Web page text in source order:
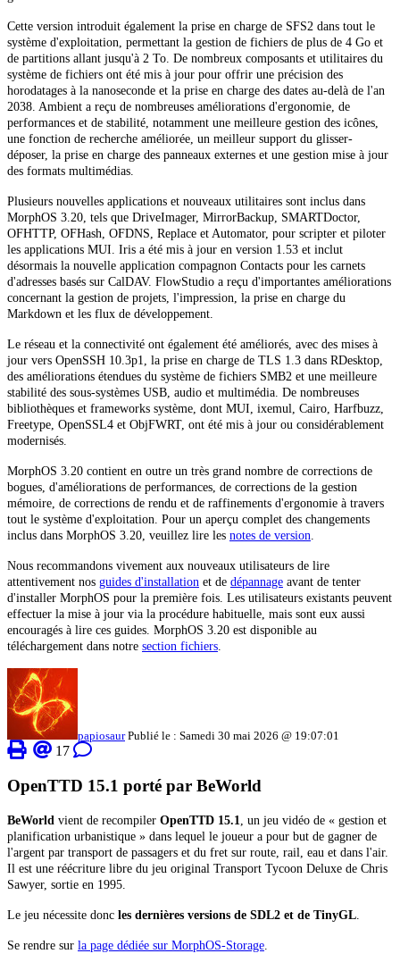
Cette version introduit également la prise en charge de SFS2 dans tout le
système d'exploitation, permettant la gestion de fichiers de plus de 4 Go et
de partitions allant jusqu'à 2 To. De nombreux composants et utilitaires du
système de fichiers ont été mis à jour pour offrir une précision des
horodatages à la nanoseconde et la prise en charge des dates au-delà de l'an
2038. Ambient a reçu de nombreuses améliorations d'ergonomie, de
performances et de stabilité, notamment une meilleure gestion des icônes,
une fonction de recherche améliorée, un meilleur support du glisser-
déposer, la prise en charge des panneaux externes et une gestion mise à jour
des formats multimédias.
Plusieurs nouvelles applications et nouveaux utilitaires sont inclus dans
MorphOS 3.20, tels que DriveImager, MirrorBackup, SMARTDoctor,
OFHTTP, OFHash, OFDNS, Replace et Automator, pour scripter et piloter
les applications MUI. Iris a été mis à jour en version 1.53 et inclut
désormais la nouvelle application compagnon Contacts pour les carnets
d'adresses basés sur CalDAV. FlowStudio a reçu d'importantes améliorations
concernant la gestion de projets, l'impression, la prise en charge du
Markdown et les flux de développement.
Le réseau et la connectivité ont également été améliorés, avec des mises à
jour vers OpenSSH 10.3p1, la prise en charge de TLS 1.3 dans RDesktop,
des améliorations étendues du système de fichiers SMB2 et une meilleure
stabilité des sous-systèmes USB, audio et multimédia. De nombreuses
bibliothèques et frameworks système, dont MUI, ixemul, Cairo, Harfbuzz,
Freetype, OpenSSL4 et ObjFWRT, ont été mis à jour ou considérablement
modernisés.
MorphOS 3.20 contient en outre un très grand nombre de corrections de
bogues, d'améliorations de performances, de corrections de la gestion
mémoire, de corrections de rendu et de raffinements d'ergonomie à travers
tout le système d'exploitation. Pour un aperçu complet des changements
inclus dans MorphOS 3.20, veuillez lire les notes de version
Nous recommandons vivement aux nouveaux utilisateurs de lire
attentivement nos guides d'installation et de dépannage avant de tenter
d'installer MorphOS pour la première fois. Les utilisateurs existants peuvent
effectuer la mise à jour via la procédure habituelle, mais sont eux aussi
encouragés à lire ces guides. MorphOS 3.20 est disponible au
téléchargement dans notre section fichiers
papiosaurPublié le : Samedi 30 mai 2026 @ 19:07:01
17
OpenTTD 15.1 porté par BeWorld
BeWorld vient de recompiler OpenTTD 15.1, un jeu vidéo de « gestion et
planification urbanistique » dans lequel le joueur a pour but de gagner de
l'argent par transport de passagers et du fret sur route, rail, eau et dans l'air.
Il est une réécriture libre du jeu original Transport Tycoon Deluxe de Chris
Sawyer, sortie en 1995.
Le jeu nécessite donc les dernières versions de SDL2 et de TinyGL.
Se rendre sur la page dédiée sur MorphOS-Storage.